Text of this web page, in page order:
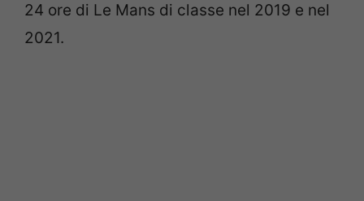
24 ore di Le Mans di classe nel 2019 e nel
2021.